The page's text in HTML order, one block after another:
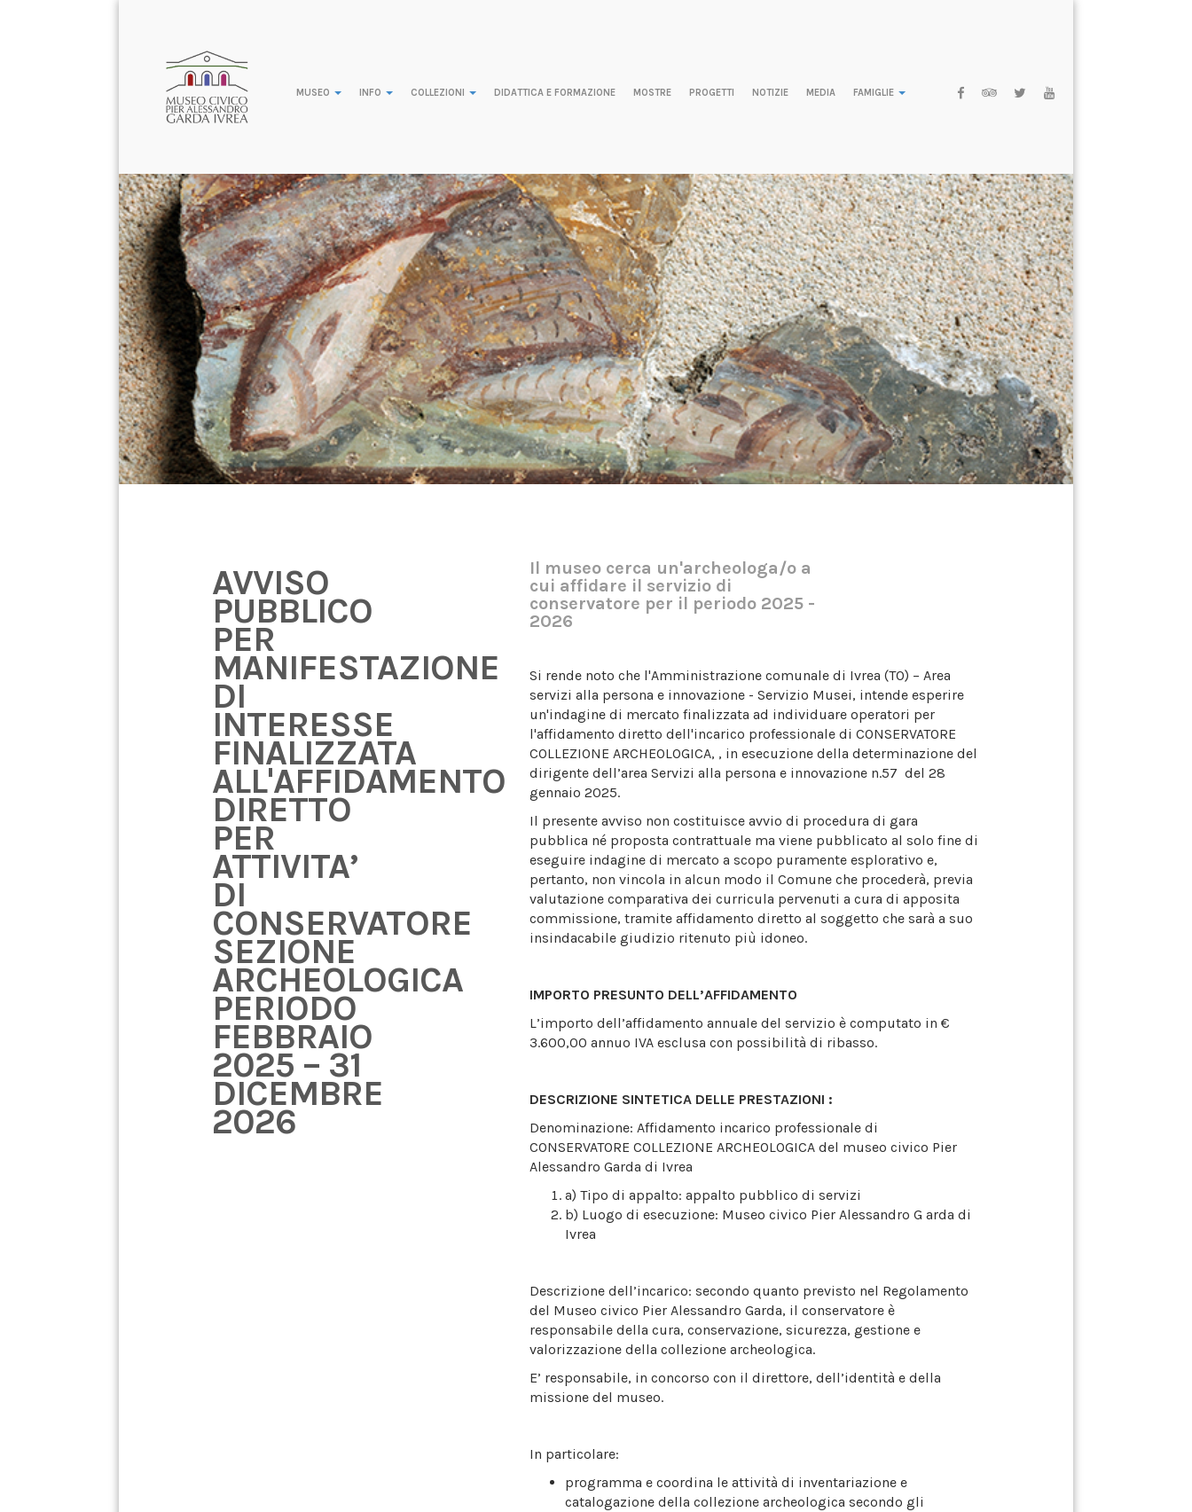
MUSEO INFO COLLEZIONI DIDATTICA E FORMAZIONE MOSTRE PROGETTI NOTIZIE MEDIA FAMIGLIE
AVVISO
PUBBLICO
PER
MANIFESTAZIONE
DI
INTERESSE
FINALIZZATA
ALL'AFFIDAMENTO
DIRETTO
PER
ATTIVITA’
DI
CONSERVATORE
SEZIONE
ARCHEOLOGICA
PERIODO
FEBBRAIO
2025 – 31
DICEMBRE
2026
Il museo cerca un'archeologa/o a
cui affidare il servizio di
conservatore per il periodo 2025 -
2026
Si rende noto che l'Amministrazione comunale di Ivrea (TO) – Area
servizi alla persona e innovazione - Servizio Musei, intende esperire
un'indagine di mercato finalizzata ad individuare operatori per
l'affidamento diretto dell'incarico professionale di CONSERVATORE
COLLEZIONE ARCHEOLOGICA, , in esecuzione della determinazione del
dirigente dell’area Servizi alla persona e innovazione n.57 del 28
gennaio 2025.
Il presente avviso non costituisce avvio di procedura di gara
pubblica né proposta contrattuale ma viene pubblicato al solo fine di
eseguire indagine di mercato a scopo puramente esplorativo e,
pertanto, non vincola in alcun modo il Comune che procederà, previa
valutazione comparativa dei curricula pervenuti a cura di apposita
commissione, tramite affidamento diretto al soggetto che sarà a suo
insindacabile giudizio ritenuto più idoneo.
IMPORTO PRESUNTO DELL’AFFIDAMENTO
L’importo dell’affidamento annuale del servizio è computato in €
3.600,00 annuo IVA esclusa con possibilità di ribasso.
DESCRIZIONE SINTETICA DELLE PRESTAZIONI :
Denominazione: Affidamento incarico professionale di
CONSERVATORE COLLEZIONE ARCHEOLOGICA del museo civico Pier
Alessandro Garda di Ivrea
a) Tipo di appalto: appalto pubblico di servizi
b) Luogo di esecuzione: Museo civico Pier Alessandro G arda di
Ivrea
Descrizione dell’incarico: secondo quanto previsto nel Regolamento
del Museo civico Pier Alessandro Garda, il conservatore è
responsabile della cura, conservazione, sicurezza, gestione e
valorizzazione della collezione archeologica.
E’ responsabile, in concorso con il direttore, dell’identità e della
missione del museo.
In particolare:
programma e coordina le attività di inventariazione e
catalogazione della collezione archeologica secondo gli